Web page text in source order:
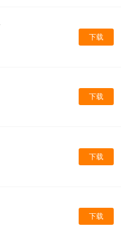
下载
下载
下载
下载